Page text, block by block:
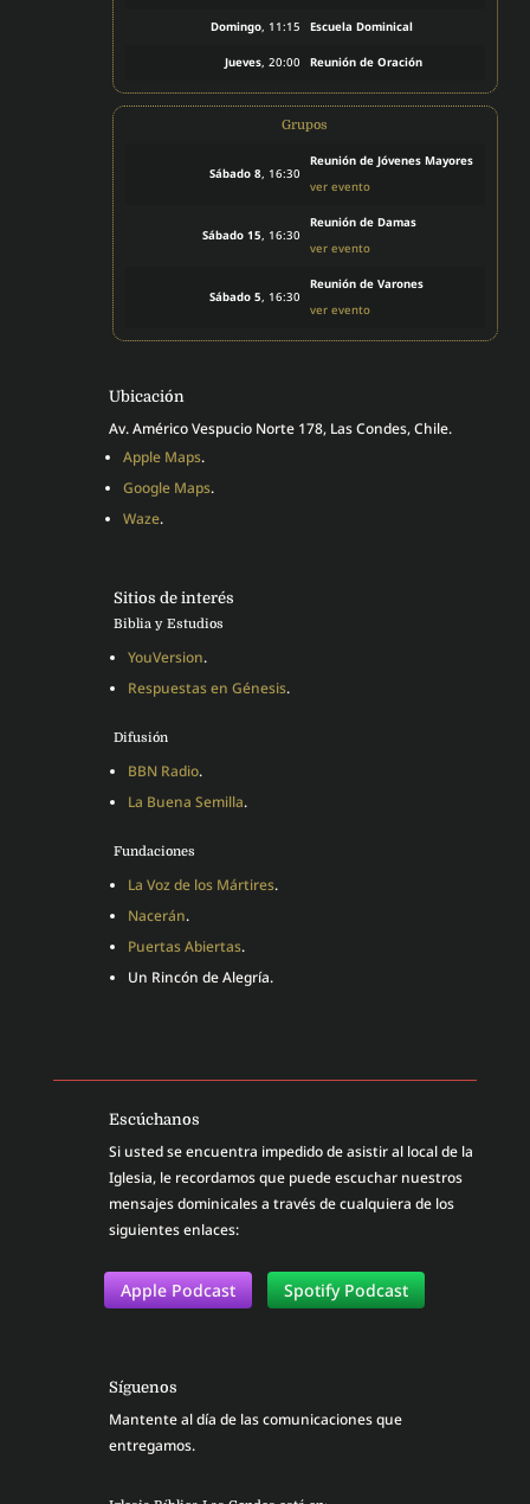
Domingo, 11:15 Escuela Dominical
Jueves, 20:00 Reunión de Oración
Grupos
Sábado 8 , 16:30
Reunión de Jóvenes Mayores
ver evento
Sábado 15 , 16:30
Reunión de Damas
ver evento
Sábado 5 , 16:30
Reunión de Varones
ver evento
Ubicación
Av. Américo Vespucio Norte 178, Las Condes, Chile.
Apple Maps.
Google Maps.
Waze.
Sitios de interés
Biblia y Estudios
YouVersion.
Respuestas en Génesis.
Difusión
BBN Radio.
La Buena Semilla.
Fundaciones
La Voz de los Mártires.
Nacerán.
Puertas Abiertas.
Un Rincón de Alegría.
Escúchanos
Si usted se encuentra impedido de asistir al local de la
Iglesia, le recordamos que puede escuchar nuestros
mensajes dominicales a través de cualquiera de los
siguientes enlaces:
Apple Podcast Spotify Podcast
Síguenos
Mantente al día de las comunicaciones que
entregamos.